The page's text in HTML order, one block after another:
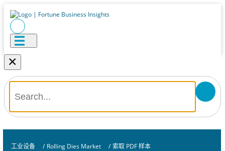
×
工业设备 / Rolling Dies Market / 索取 PDF 样本